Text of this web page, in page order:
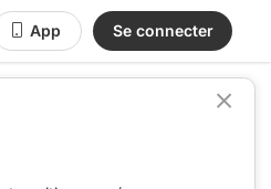
App Se connecter